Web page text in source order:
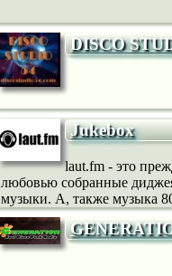
DISCO
Jukebox
laut.fm - это
любовью собранные
музыки. А, также музыка